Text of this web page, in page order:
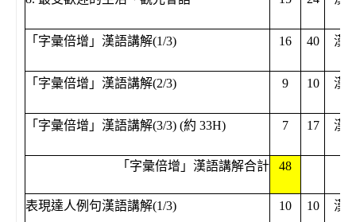
「字彙倍增」漢語講解(1/3) 16 40 漢
「字彙倍增」漢語講解(2/3) 9 10 漢
「字彙倍增」漢語講解(3/3) (約 33H) 7 17 漢
「字彙倍增」漢語講解合計 48
表現達人例句漢語講解(1/3) 10 10 漢